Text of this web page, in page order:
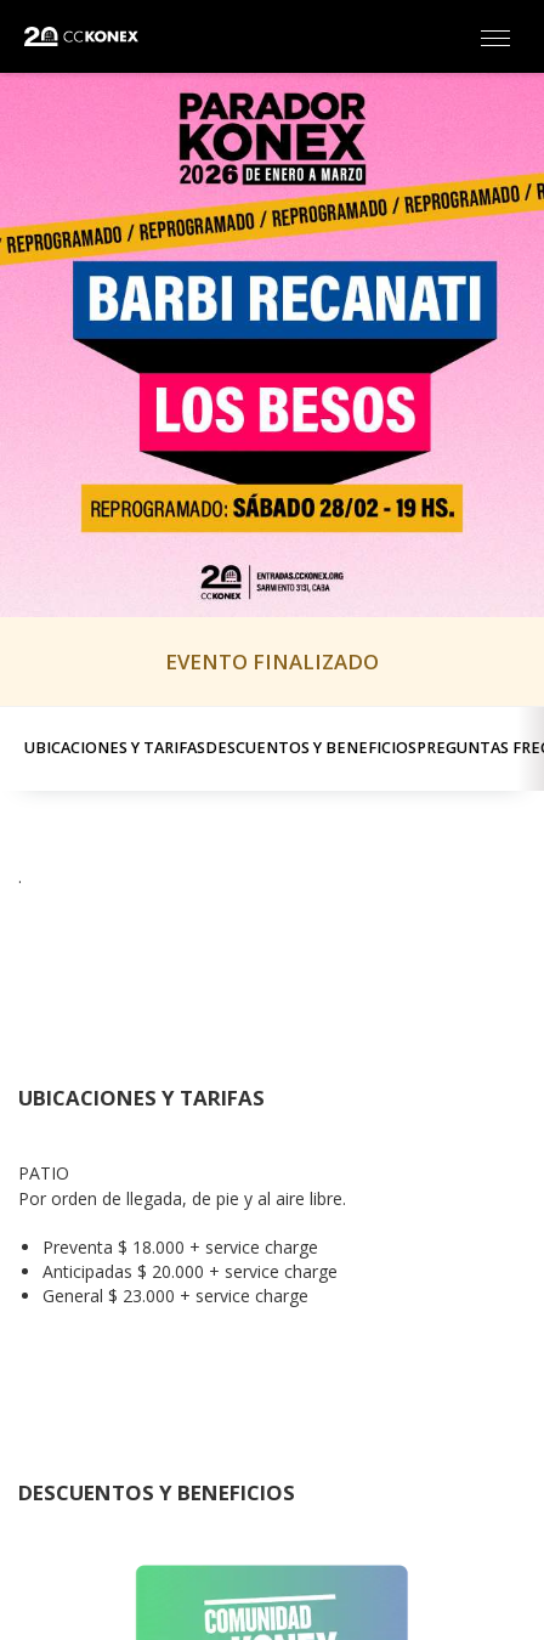
EVENTO FINALIZADO
UBICACIONES Y TARIFASDESCUENTOS Y BENEFICIOSPREGUNTAS
.
UBICACIONES Y TARIFAS
PATIO
Por orden de llegada, de pie y al aire libre.
Preventa $ 18.000 + service charge
Anticipadas $ 20.000 + service charge
General $ 23.000 + service charge
DESCUENTOS Y BENEFICIOS